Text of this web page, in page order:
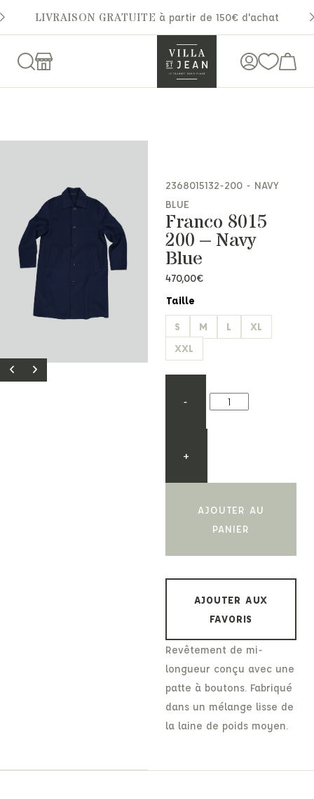
LIVRAISON GRATUITE à partir de 150€ d'achat
2368015132-200 - NAVY
BLUE
Franco 8015
200 – Navy
Blue
470,00€
Taille
S
M L
XL
XXL
-
+
AJOUTER AU
PANIER
AJOUTER AUX
FAVORIS
Revêtement de mi-
longueur conçu avec une
patte à boutons. Fabriqué
dans un mélange lisse de
la laine de poids moyen.